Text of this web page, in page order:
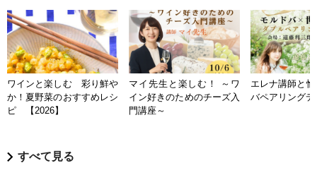
ワインと楽しむ 彩り鮮や
か！夏野菜のおすすめレシ
ピ 【2026】
マイ先生と楽しむ！ ～ワ
イン好きのためのチーズ入
門講座～
エレナ講師と
バペアリングデ
すべて見る